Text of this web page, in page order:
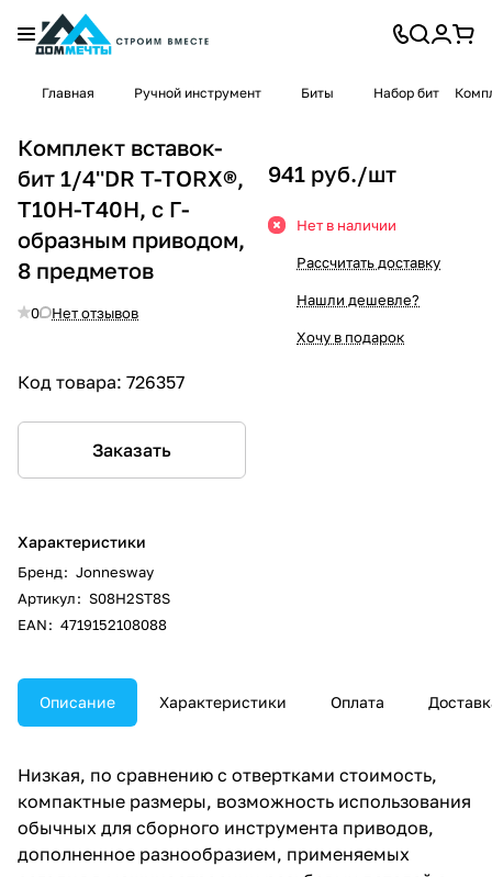
Главная Ручной инструмент Биты Набор бит
Комплект вставок-
бит 1/4''DR T-TORX®,
T10H-T40H, c Г-
образным приводом,
8 предметов
0 Нет отзывов
Код товара: 726357
Заказать
Характеристики
Бренд: Jonnesway
Артикул: S08H2ST8S
EAN: 4719152108088
941 руб./шт
Нет в наличии
Рассчитать доставку
Нашли дешевле?
Хочу в подарок
Описание Характеристики Оплата
Низкая, по сравнению с отвертками стоимость,
компактные размеры, возможность использования
обычных для сборного инструмента приводов,
дополненное разнообразием, применяемых